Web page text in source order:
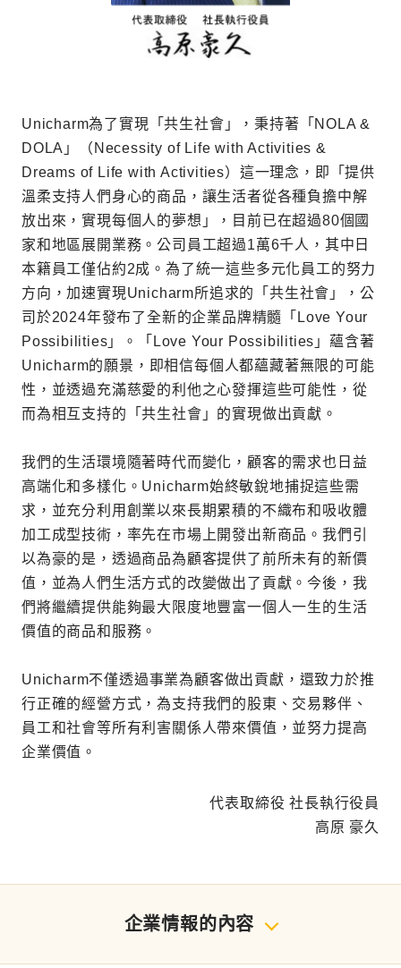
Unicharm為了實現「共生社會」，秉持著「NOLA &
DOLA」（Necessity of Life with Activities &
Dreams of Life with Activities）這一理念，即「提供
溫柔支持人們身心的商品，讓生活者從各種負擔中解
放出來，實現每個人的夢想」，目前已在超過80個國
家和地區展開業務。公司員工超過1萬6千人，其中日
本籍員工僅佔約2成。為了統一這些多元化員工的努力
方向，加速實現Unicharm所追求的「共生社會」，公
司於2024年發布了全新的企業品牌精髓「Love Your
Possibilities」。「Love Your Possibilities」蘊含著
Unicharm的願景，即相信每個人都蘊藏著無限的可能
性，並透過充滿慈愛的利他之心發揮這些可能性，從
而為相互支持的「共生社會」的實現做出貢獻。
我們的生活環境隨著時代而變化，顧客的需求也日益
高端化和多樣化。Unicharm始終敏銳地捕捉這些需
求，並充分利用創業以來長期累積的不織布和吸收體
加工成型技術，率先在市場上開發出新商品。我們引
以為豪的是，透過商品為顧客提供了前所未有的新價
值，並為人們生活方式的改變做出了貢獻。今後，我
們將繼續提供能夠最大限度地豐富一個人一生的生活
價值的商品和服務。
Unicharm不僅透過事業為顧客做出貢獻，還致力於推
行正確的經營方式，為支持我們的股東、交易夥伴、
員工和社會等所有利害關係人帶來價值，並努力提高
企業價值。
代表取締役 社長執行役員
高原 豪久
企業情報的內容